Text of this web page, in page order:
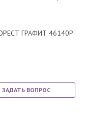
ГРАФИТ 46140Р
ЗАДАТЬ ВОПРОС